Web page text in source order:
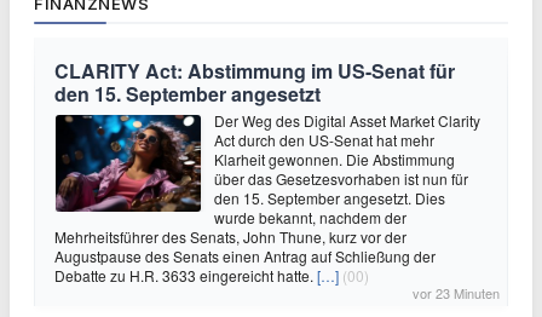
CLARITY Act: Abstimmung im US-Senat für
den 15. September angesetzt
Der Weg des Digital Asset Market Clarity
Act durch den US-Senat hat mehr
Klarheit gewonnen. Die Abstimmung
über das Gesetzesvorhaben ist nun für
den 15. September angesetzt. Dies
wurde bekannt, nachdem der
Mehrheitsführer des Senats, John Thune, kurz vor der
Augustpause des Senats einen Antrag auf Schließung der
Debatte zu H.R. 3633 eingereicht hatte. […] (00)
vor 23 Minuten